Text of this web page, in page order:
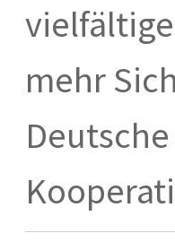
mehr